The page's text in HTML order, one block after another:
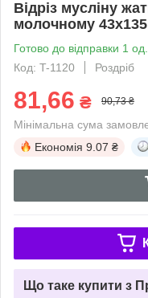
Відріз мусліну
молочному
Готово до відправки 1 од.
Код: T-1120
Роздріб
81,66 ₴ 90,73 ₴
Мінімальна сума
Економія 9.07 ₴
Що таке купити з